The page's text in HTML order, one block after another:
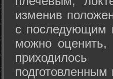
изменив
с последующим
можно